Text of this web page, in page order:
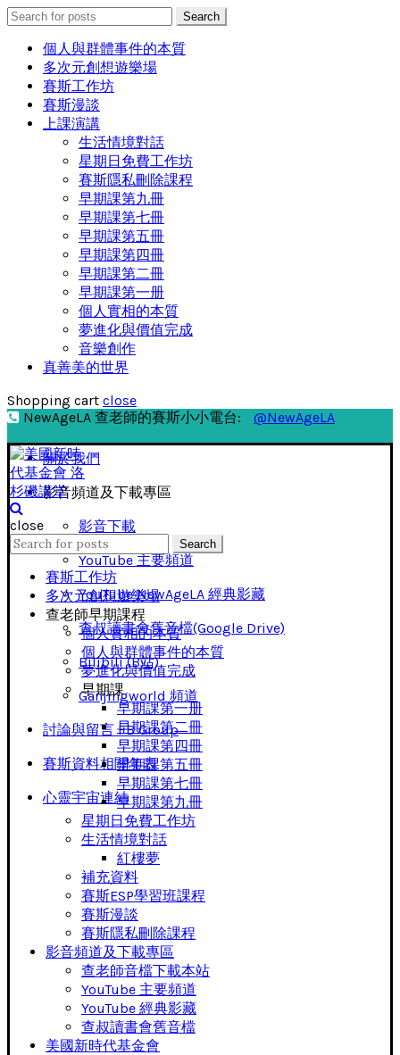
Search
for:
Search
個人與群體事件的本質
多次元創想遊樂場
賽斯工作坊
賽斯漫談
上課演講
生活情境對話
星期日免費工作坊
賽斯隱私刪除課程
早期課第九冊
早期課第七冊
早期課第五冊
早期課第四冊
早期課第二冊
早期課第一册
個人實相的本質
夢進化與價值完成
音樂創作
真善美的世界
Shopping cart close
NewAgeLA 查老師的賽斯小小電台:
@NewAgeLA
關於我們
影音頻道及下載專區
影音下載
YouTube 主要頻道
YouTube NewAgeLA 經典影藏
查叔讀書會舊音檔(Google Drive)
Bilibili (B站)
Ganjingworld 頻道
討論與留言 FB Group
賽斯資料相關年表
心靈宇宙連結
close
Search
for:
Search
賽斯工作坊
多次元創想遊樂場
查老師早期課程
個人實相的本質
個人與群體事件的本質
夢進化與價值完成
早期課
早期課第一册
早期課第二冊
早期課第四冊
早期課第五冊
早期課第七冊
早期課第九冊
星期日免費工作坊
生活情境對話
紅樓夢
補充資料
賽斯ESP學習班課程
賽斯漫談
賽斯隱私刪除課程
影音頻道及下載專區
查老師音檔下載本站
YouTube 主要頻道
YouTube 經典影藏
查叔讀書會舊音檔
美國新時代基金會